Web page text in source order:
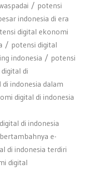
potensi
indonesia di era
digital ekonomi
potensi digital
indonesia
potensi
di
indonesia dalam
digital di indonesia
di indonesia
e-
di indonesia terdiri
digital